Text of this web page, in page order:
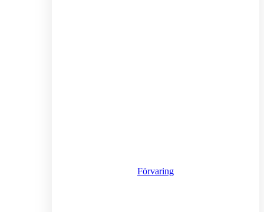
Förvaring